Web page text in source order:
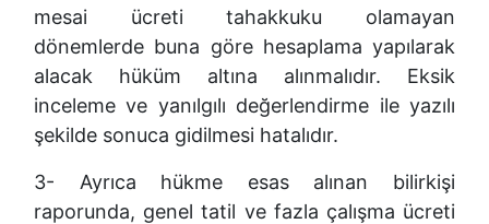
mesai ücreti tahakkuku olamayan
dönemlerde buna göre hesaplama yapılarak
alacak hüküm altına alınmalıdır. Eksik
inceleme ve yanılgılı değerlendirme ile yazılı
şekilde sonuca gidilmesi hatalıdır.
3- Ayrıca hükme esas alınan bilirkişi
raporunda, genel tatil ve fazla çalışma ücreti